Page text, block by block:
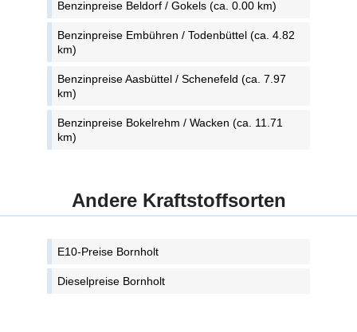
Benzinpreise Beldorf / Gokels (ca. 0.00 km)
Benzinpreise Embühren / Todenbüttel (ca. 4.82
km)
Benzinpreise Aasbüttel / Schenefeld (ca. 7.97
km)
Benzinpreise Bokelrehm / Wacken (ca. 11.71
km)
Andere Kraftstoffsorten
E10-Preise Bornholt
Dieselpreise Bornholt